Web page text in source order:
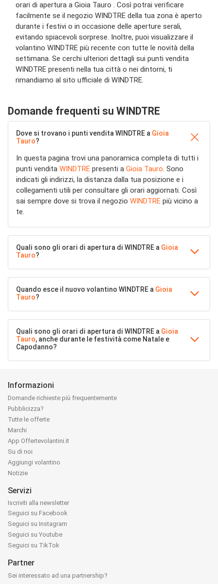
orari di apertura a Gioia Tauro . Così potrai verificare
facilmente se il negozio WINDTRE della tua zona è aperto
durante i festivi o in occasione delle aperture serali,
evitando spiacevoli sorprese. Inoltre, puoi visualizzare il
volantino WINDTRE più recente con tutte le novità della
settimana. Se cerchi ulteriori dettagli sui punti vendita
WINDTRE presenti nella tua città o nei dintorni, ti
rimandiamo al sito ufficiale di WINDTRE.
Domande frequenti su WINDTRE
Dove si trovano i punti vendita WINDTRE a Gioia
Tauro?
In questa pagina trovi una panoramica completa di tutti i
punti vendita WINDTRE presenti a Gioia Tauro. Sono
indicati gli indirizzi, la distanza dalla tua posizione e i
collegamenti utili per consultare gli orari aggiornati. Così
sai sempre dove si trova il negozio WINDTRE più vicino a
te.
Quali sono gli orari di apertura di WINDTRE a Gioia
Tauro?
Quando esce il nuovo volantino WINDTRE a Gioia
Tauro?
Quali sono gli orari di apertura di WINDTRE a Gioia
Tauro, anche durante le festività come Natale e
Capodanno?
Informazioni
Domande richieste più frequentemente
Pubblicizza?
Tutte le offerte
Marchi
App Offertevolantini.it
Su di noi
Aggiungi volantino
Notizie
Servizi
Iscriviti alla newsletter
Seguici su Facebook
Seguici su Instagram
Seguici su Youtube
Seguici su TikTok
Partner
Sei interessato ad una partnership?